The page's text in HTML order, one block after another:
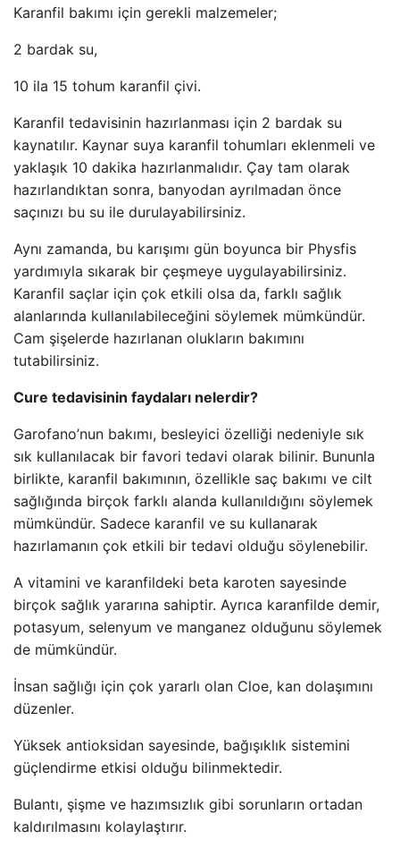
Karanfil bakımı için gerekli malzemeler;
2 bardak su,
10 ila 15 tohum karanfil çivi.
Karanfil tedavisinin hazırlanması için 2 bardak su
kaynatılır. Kaynar suya karanfil tohumları eklenmeli ve
yaklaşık 10 dakika hazırlanmalıdır. Çay tam olarak
hazırlandıktan sonra, banyodan ayrılmadan önce
saçınızı bu su ile durulayabilirsiniz.
Aynı zamanda, bu karışımı gün boyunca bir Physfis
yardımıyla sıkarak bir çeşmeye uygulayabilirsiniz.
Karanfil saçlar için çok etkili olsa da, farklı sağlık
alanlarında kullanılabileceğini söylemek mümkündür.
Cam şişelerde hazırlanan olukların bakımını
tutabilirsiniz.
Cure tedavisinin faydaları nelerdir?
Garofano’nun bakımı, besleyici özelliği nedeniyle sık
sık kullanılacak bir favori tedavi olarak bilinir. Bununla
birlikte, karanfil bakımının, özellikle saç bakımı ve cilt
sağlığında birçok farklı alanda kullanıldığını söylemek
mümkündür. Sadece karanfil ve su kullanarak
hazırlamanın çok etkili bir tedavi olduğu söylenebilir.
A vitamini ve karanfildeki beta karoten sayesinde
birçok sağlık yararına sahiptir. Ayrıca karanfilde demir,
potasyum, selenyum ve manganez olduğunu söylemek
de mümkündür.
İnsan sağlığı için çok yararlı olan Cloe, kan dolaşımını
düzenler.
Yüksek antioksidan sayesinde, bağışıklık sistemini
güçlendirme etkisi olduğu bilinmektedir.
Bulantı, şişme ve hazımsızlık gibi sorunların ortadan
kaldırılmasını kolaylaştırır.